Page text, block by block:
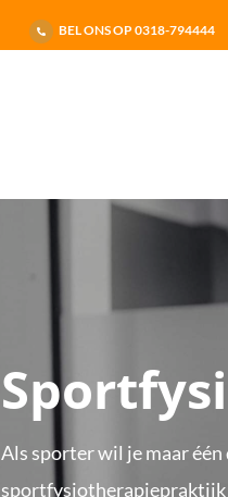
BEL ONS OP 0318-794444
Als sporter wil je maar
sportfysiotherapiepraktijk